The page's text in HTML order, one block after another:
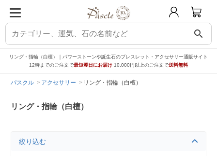
search
リング・指輪（白檀）｜パワーストーンや誕生石のブレスレット・アクセサリー通販サイト
12時までのご注文で最短翌日にお届け 10,000円以上のご注文で送料無料
パスクル アクセサリー リング・指輪（白檀）
リング・指輪（白檀）
絞り込む